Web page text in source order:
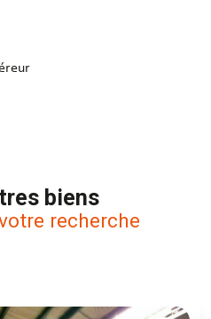
biens
recherche